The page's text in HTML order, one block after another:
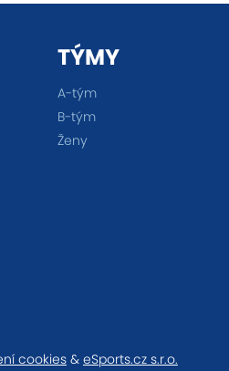
TÝMY
A-tým
B-tým
Ženy
cookies & eSports.cz s.r.o.